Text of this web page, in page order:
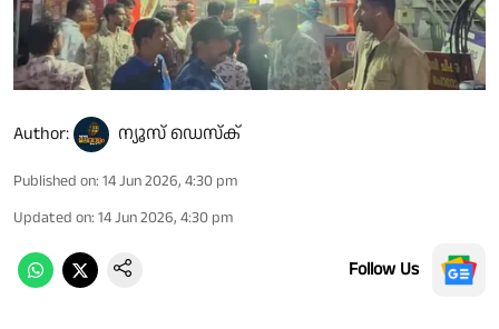
Author: ന്യൂസ് ഡെസ്ക്
Published on: 14 Jun 2026, 4:30 pm
Updated on: 14 Jun 2026, 4:30 pm
Follow Us